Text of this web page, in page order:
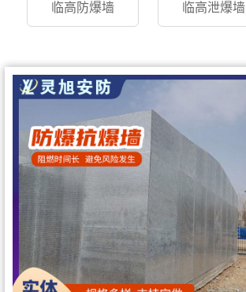
临高防爆墙 临高泄爆墙